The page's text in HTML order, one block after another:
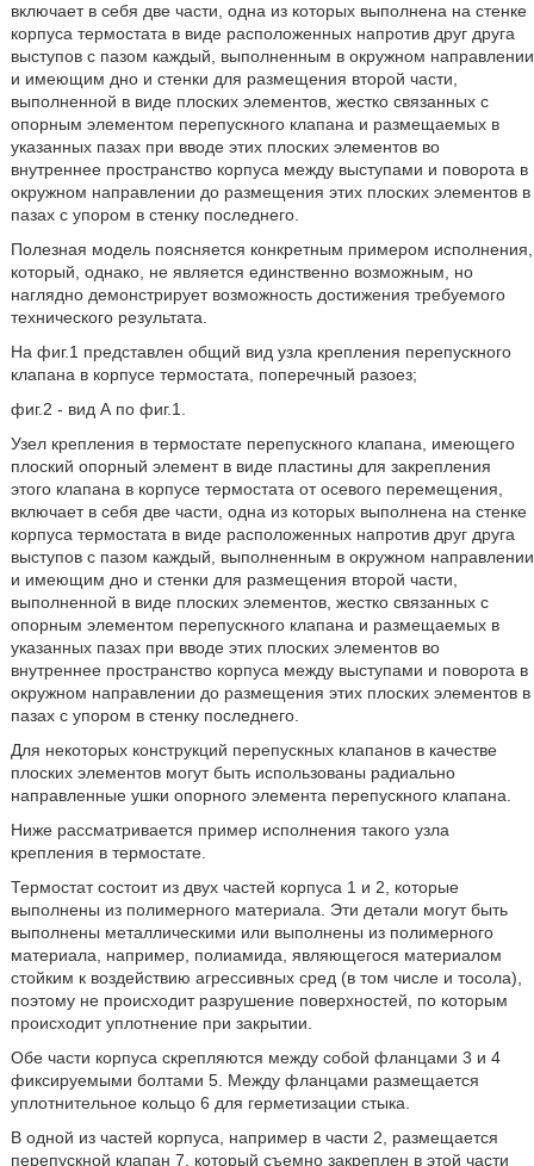
включает в себя две части, одна из которых выполнена на стенке
корпуса термостата в виде расположенных напротив друг друга
выступов с пазом каждый, выполненным в окружном направлении
и имеющим дно и стенки для размещения второй части,
выполненной в виде плоских элементов, жестко связанных с
опорным элементом перепускного клапана и размещаемых в
указанных пазах при вводе этих плоских элементов во
внутреннее пространство корпуса между выступами и поворота в
окружном направлении до размещения этих плоских элементов в
пазах с упором в стенку последнего.
Полезная модель поясняется конкретным примером исполнения,
который, однако, не является единственно возможным, но
наглядно демонстрирует возможность достижения требуемого
технического результата.
На фиг.1 представлен общий вид узла крепления перепускного
клапана в корпусе термостата, поперечный разоез;
фиг.2 - вид А по фиг.1.
Узел крепления в термостате перепускного клапана, имеющего
плоский опорный элемент в виде пластины для закрепления
этого клапана в корпусе термостата от осевого перемещения,
включает в себя две части, одна из которых выполнена на стенке
корпуса термостата в виде расположенных напротив друг друга
выступов с пазом каждый, выполненным в окружном направлении
и имеющим дно и стенки для размещения второй части,
выполненной в виде плоских элементов, жестко связанных с
опорным элементом перепускного клапана и размещаемых в
указанных пазах при вводе этих плоских элементов во
внутреннее пространство корпуса между выступами и поворота в
окружном направлении до размещения этих плоских элементов в
пазах с упором в стенку последнего.
Для некоторых конструкций перепускных клапанов в качестве
плоских элементов могут быть использованы радиально
направленные ушки опорного элемента перепускного клапана.
Ниже рассматривается пример исполнения такого узла
крепления в термостате.
Термостат состоит из двух частей корпуса 1 и 2, которые
выполнены из полимерного материала. Эти детали могут быть
выполнены металлическими или выполнены из полимерного
материала, например, полиамида, являющегося материалом
стойким к воздействию агрессивных сред (в том числе и тосола),
поэтому не происходит разрушение поверхностей, по которым
происходит уплотнение при закрытии.
Обе части корпуса скрепляются между собой фланцами 3 и 4
фиксируемыми болтами 5. Между фланцами размещается
уплотнительное кольцо 6 для герметизации стыка.
В одной из частей корпуса, например в части 2, размещается
перепускной клапан 7, который съемно закреплен в этой части